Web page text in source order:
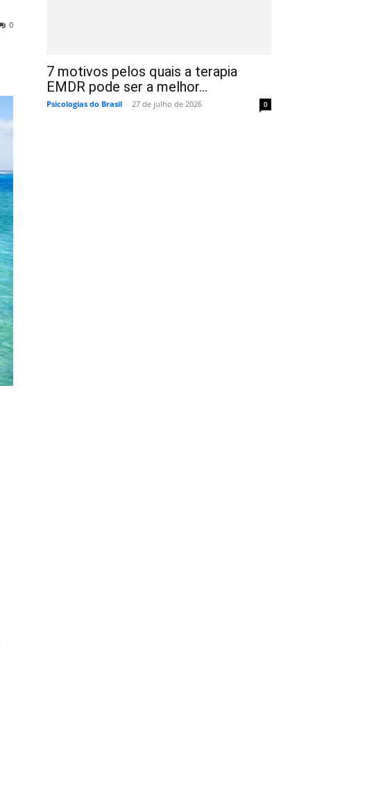
0
7 motivos pelos quais a terapia
EMDR pode ser a melhor...
Psicologias do Brasil - 27 de julho de 2026 0